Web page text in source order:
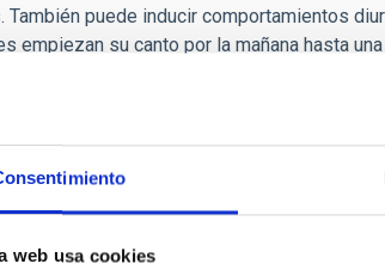
web usa cookies
puede inducir comportamientos
empiezan su canto por la mañana hasta
a la hora de encontrar compañero para
en torres de alta tensión en EEUU. En
de rescate y medidas para mitigar los
global para la biodiversidad.”
de ISGlobal,
nocturna y el riesgo de cáncer de próstata y
consiguiente alteración de los ritmos